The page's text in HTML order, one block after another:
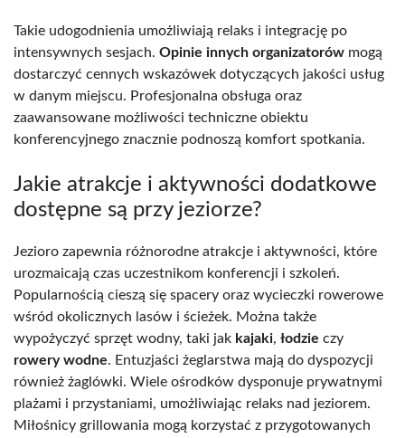
Takie udogodnienia umożliwiają relaks i integrację po
intensywnych sesjach. Opinie innych organizatorów mogą
dostarczyć cennych wskazówek dotyczących jakości usług
w danym miejscu. Profesjonalna obsługa oraz
zaawansowane możliwości techniczne obiektu
konferencyjnego znacznie podnoszą komfort spotkania.
Jakie atrakcje i aktywności dodatkowe
dostępne są przy jeziorze?
Jezioro zapewnia różnorodne atrakcje i aktywności, które
urozmaicają czas uczestnikom konferencji i szkoleń.
Popularnością cieszą się spacery oraz wycieczki rowerowe
wśród okolicznych lasów i ścieżek. Można także
wypożyczyć sprzęt wodny, taki jak kajaki, łodzie czy
rowery wodne. Entuzjaści żeglarstwa mają do dyspozycji
również żaglówki. Wiele ośrodków dysponuje prywatnymi
plażami i przystaniami, umożliwiając relaks nad jeziorem.
Miłośnicy grillowania mogą korzystać z przygotowanych